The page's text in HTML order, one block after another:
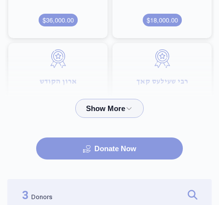
$18,000.00
$36,000.00
רבי שעילעס קאך ארון הקודש
Donate Now
3 Donors